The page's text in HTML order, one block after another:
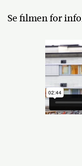
Se filmen for